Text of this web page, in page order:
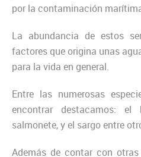
por la contaminación
La abundancia de estos
factores que origina unas
para la vida en general.
Entre las numerosas
encontrar destacamos: el
salmonete, y el sargo entre
Además de contar con